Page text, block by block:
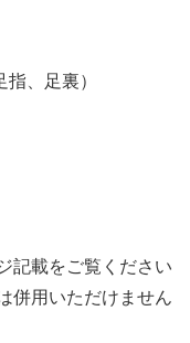
、足裏）
記載をご覧ください
併用いただけません